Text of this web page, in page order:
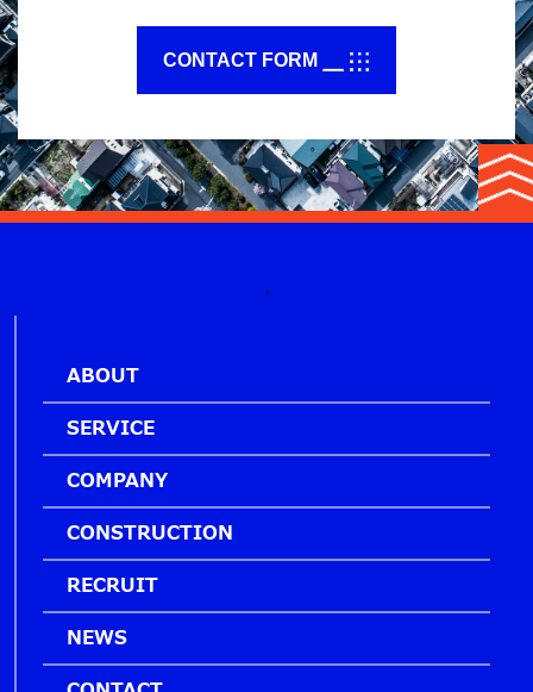
CONTACT FORM
`
ABOUT
SERVICE
COMPANY
CONSTRUCTION
RECRUIT
NEWS